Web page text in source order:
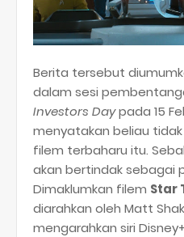
Berita tersebut
dalam sesi
Investors Daypada 15
menyatakan beliau
filem terbaharu itu.
akan bertindak sebagai
Dimaklumkan filem Star
diarahkan oleh Matt
mengarahkan siri